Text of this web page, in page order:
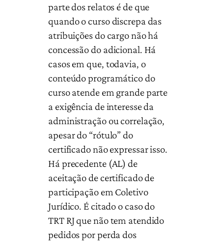
parte dos relatos é de que
quando o curso discrepa das
atribuições do cargo não há
concessão do adicional. Há
casos em que, todavia, o
conteúdo programático do
curso atende em grande parte
a exigência de interesse da
administração ou correlação,
apesar do “rótulo” do
certificado não expressar isso.
Há precedente (AL) de
aceitação de certificado de
participação em Coletivo
Jurídico. É citado o caso do
TRT RJ que não tem atendido
pedidos por perda dos